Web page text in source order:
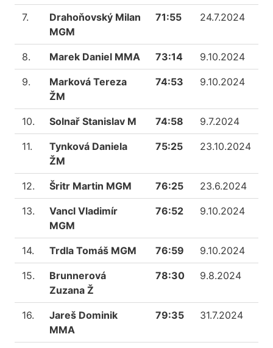
7.
Drahoňovský Milan
MGM
71:55 24.7.2024
8. Marek Daniel MMA 73:14 9.10.2024
9.
Marková Tereza
ŽM
74:53 9.10.2024
10. Solnař Stanislav M 74:58 9.7.2024
11.
Tynková Daniela
ŽM
75:25 23.10.2024
12. Šritr Martin MGM 76:25 23.6.2024
13.
Vancl Vladimír
MGM
76:52 9.10.2024
14. Trdla Tomáš MGM 76:59 9.10.2024
15.
Brunnerová
Zuzana Ž
78:30 9.8.2024
16.
Jareš Dominik
MMA
79:35 31.7.2024